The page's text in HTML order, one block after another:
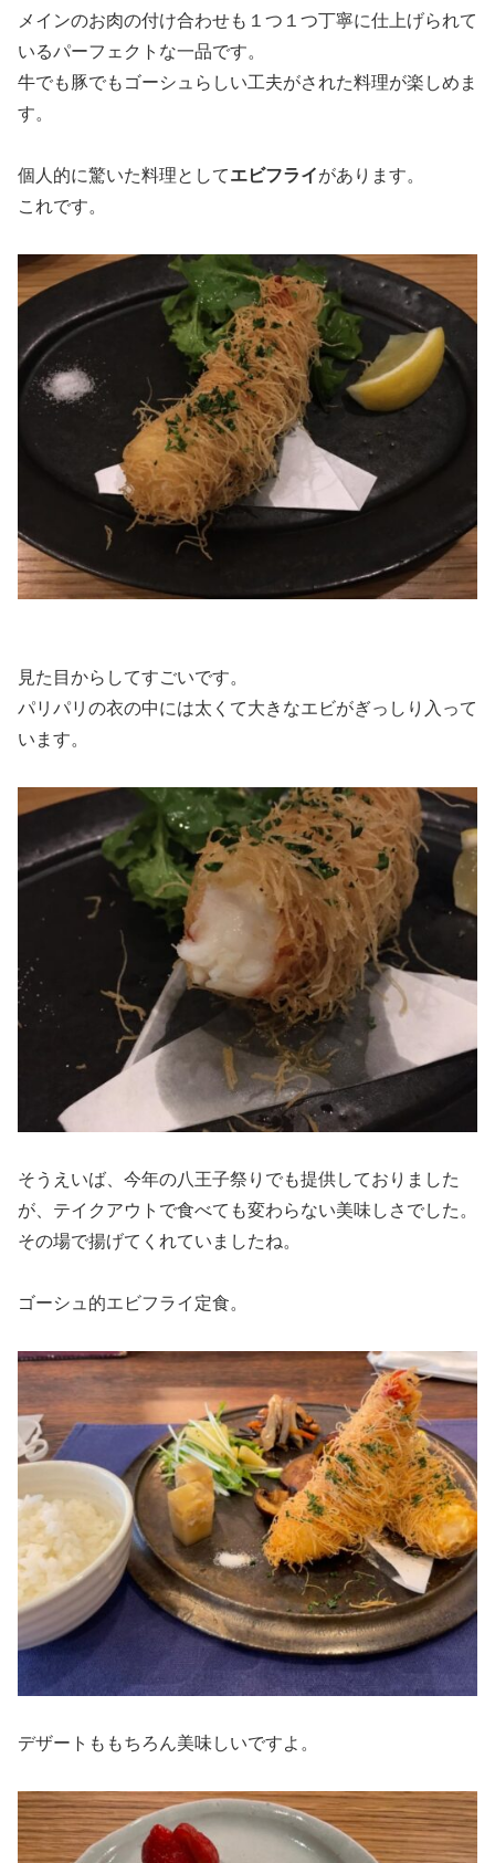
メインのお肉の付け合わせも１つ１つ丁寧に仕上げられて
いるパーフェクトな一品です。
牛でも豚でもゴーシュらしい工夫がされた料理が楽しめま
す。
個人的に驚いた料理としてエビフライがあります。
これです。
見た目からしてすごいです。
パリパリの衣の中には太くて大きなエビがぎっしり入って
います。
そうえいば、今年の八王子祭りでも提供しておりました
が、テイクアウトで食べても変わらない美味しさでした。
その場で揚げてくれていましたね。
ゴーシュ的エビフライ定食。
デザートももちろん美味しいですよ。